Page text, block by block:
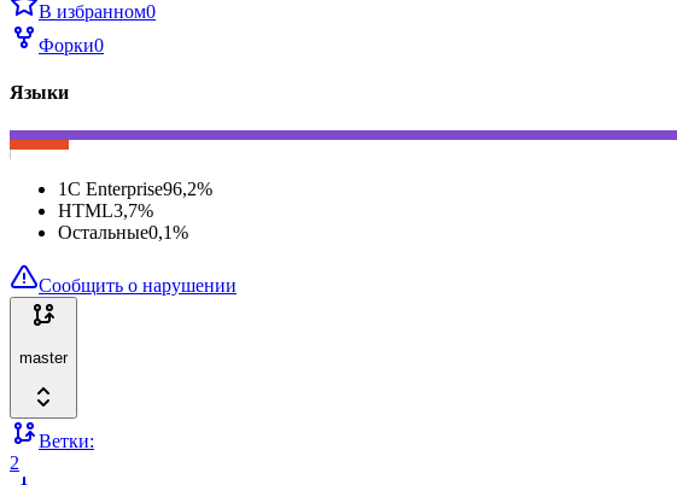
В избранном0
Форки0
Языки
1C Enterprise96,2%
HTML3,7%
Остальные0,1%
Сообщить о нарушении
master
Ветки:
2